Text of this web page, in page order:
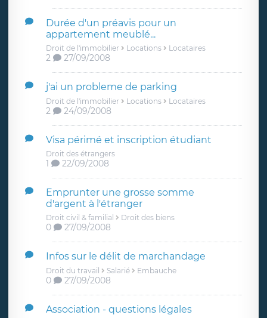
Durée d'un préavis pour un
appartement meublé...
Droit de l'immobilier Locations Locataires
2 27/09/2008
j'ai un probleme de parking
Droit de l'immobilier Locations Locataires
2 24/09/2008
Visa périmé et inscription étudiant
Droit des étrangers
1 22/09/2008
Emprunter une grosse somme
d'argent à l'étranger
Droit civil & familial Droit des biens
0 27/09/2008
Infos sur le délit de marchandage
Droit du travail Salarié Embauche
0 27/09/2008
Association - questions légales